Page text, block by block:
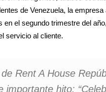
de Venezuela, la
en el segundo trimestre del
servicio al cliente.
Rent A House
hito: